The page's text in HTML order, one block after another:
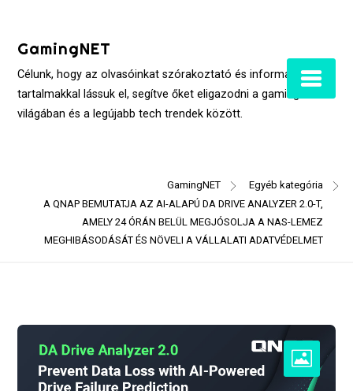
contentGamingNET
Célunk, hogy az olvasóinkat szórakoztató és informatív
tartalmakkal lássuk el, segítve őket eligazodni a gaming
világában és a legújabb tech trendek között.
GamingNET
Egyéb kategória
A QNAP BEMUTATJA AZ AI-ALAPÚ DA DRIVE ANALYZER 2.0-T,
AMELY 24 ÓRÁN BELÜL MEGJÓSOLJA A NAS-LEMEZ
MEGHIBÁSODÁSÁT ÉS NÖVELI A VÁLLALATI ADATVÉDELMET